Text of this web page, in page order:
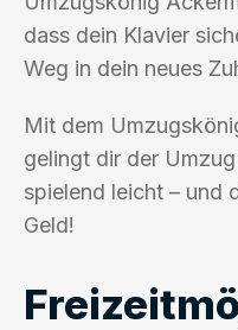
dass dein Klavier
Weg in dein neues
Mit dem
gelingt dir der
spielend leicht – und
Geld!